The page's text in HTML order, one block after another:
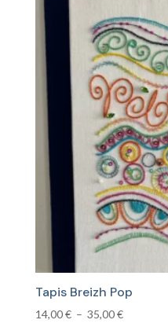
récent
au
plus
ancien
Tapis Breizh Pop
14,00€ – 35,00€Plage